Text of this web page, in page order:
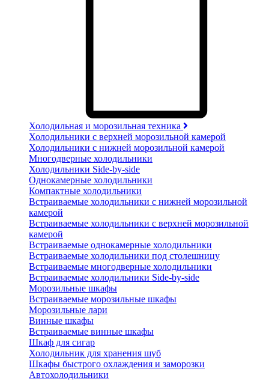
Холодильная и морозильная техника
Холодильники с верхней морозильной камерой
Холодильники с нижней морозильной камерой
Многодверные холодильники
Холодильники Side-by-side
Однокамерные холодильники
Компактные холодильники
Встраиваемые холодильники с нижней морозильной
камерой
Встраиваемые холодильники с верхней морозильной
камерой
Встраиваемые однокамерные холодильники
Встраиваемые холодильники под столешницу
Встраиваемые многодверные холодильники
Встраиваемые холодильники Side-by-side
Морозильные шкафы
Встраиваемые морозильные шкафы
Морозильные лари
Винные шкафы
Встраиваемые винные шкафы
Шкаф для сигар
Холодильник для хранения шуб
Шкафы быстрого охлаждения и заморозки
Автохолодильники